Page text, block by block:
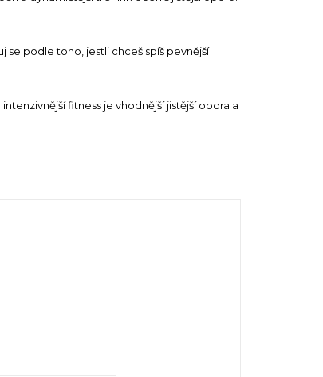
podle toho, jestli chceš spíš pevnější
fitness je vhodnější jistější opora a